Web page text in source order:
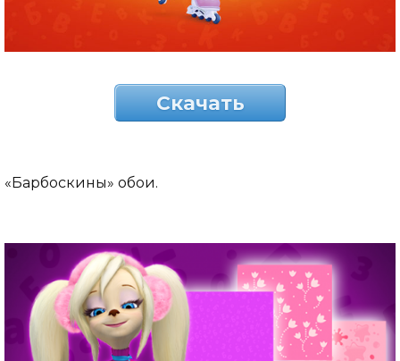
Скачать
«Барбоскины» обои.